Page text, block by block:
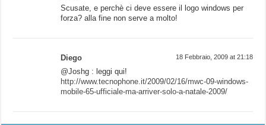
Scusate, e perchè ci deve essere il logo windows per
forza? alla fine non serve a molto!
Diego 18 Febbraio, 2009 at 21:18
@Joshg : leggi qui!
http://www.tecnophone.it/2009/02/16/mwc-09-windows-
mobile-65-ufficiale-ma-arriver-solo-a-natale-2009/